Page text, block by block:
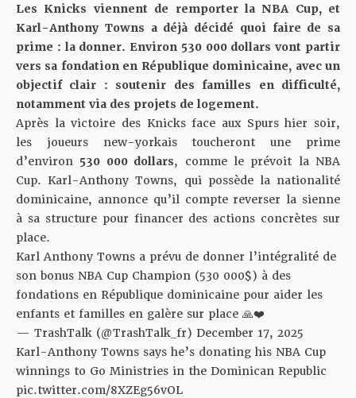
Les Knicks viennent de remporter la NBA Cup, et
Karl-Anthony Towns a déjà décidé quoi faire de sa
prime : la donner. Environ 530 000 dollars vont partir
vers sa fondation en République dominicaine, avec un
objectif clair : soutenir des familles en difficulté,
notamment via des projets de logement.
Après la victoire des Knicks face aux Spurs hier soir,
les joueurs new-yorkais toucheront une prime
d’environ 530 000 dollars, comme le prévoit la NBA
Cup. Karl-Anthony Towns, qui possède la nationalité
dominicaine, annonce qu’il compte reverser la sienne
à sa structure pour financer des actions concrètes sur
place.
Karl Anthony Towns a prévu de donner l’intégralité de
son bonus NBA Cup Champion (530 000$) à des
fondations en République dominicaine pour aider les
enfants et familles en galère sur place 🙏❤️
— TrashTalk (@TrashTalk_fr) December 17, 2025
Karl-Anthony Towns says he’s donating his NBA Cup
winnings to Go Ministries in the Dominican Republic
pic.twitter.com/8XZEg56vOL